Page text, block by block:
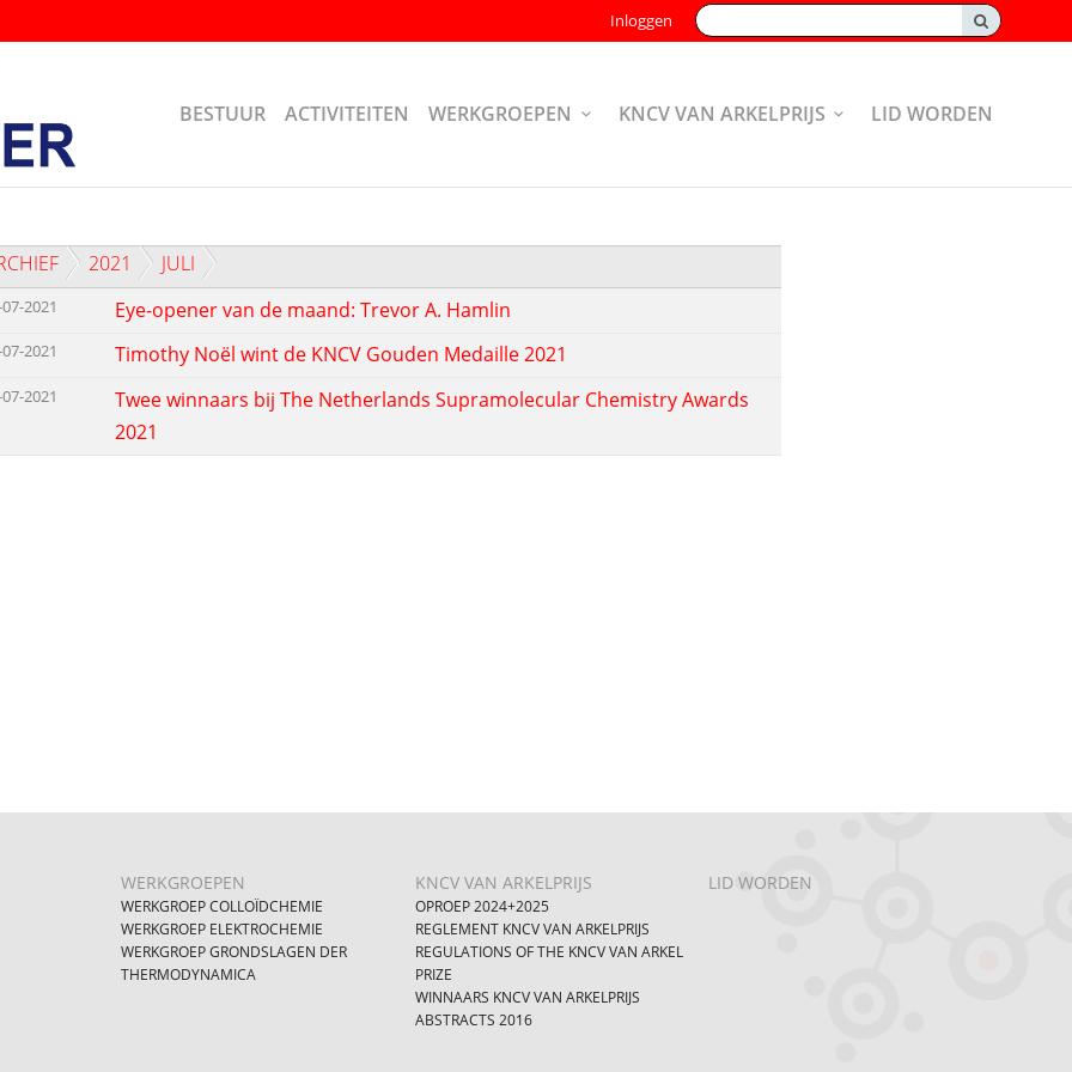
Zoeken:
Inloggen
BESTUUR ACTIVITEITEN WERKGROEPEN KNCV VAN ARKELPRIJS LID WORDEN
2021 JULI
2021 Eye-opener van de maand: Trevor A. Hamlin
2021 Timothy Noël wint de KNCV Gouden Medaille 2021
2021
Twee winnaars bij The Netherlands Supramolecular Chemistry Awards
2021
WERKGROEPEN
WERKGROEP COLLOÏDCHEMIE
WERKGROEP ELEKTROCHEMIE
WERKGROEP GRONDSLAGEN DER
THERMODYNAMICA
KNCV VAN ARKELPRIJS
OPROEP 2024+2025
REGLEMENT KNCV VAN ARKELPRIJS
REGULATIONS OF THE KNCV VAN ARKEL
PRIZE
WINNAARS KNCV VAN ARKELPRIJS
ABSTRACTS 2016
LID WORDEN